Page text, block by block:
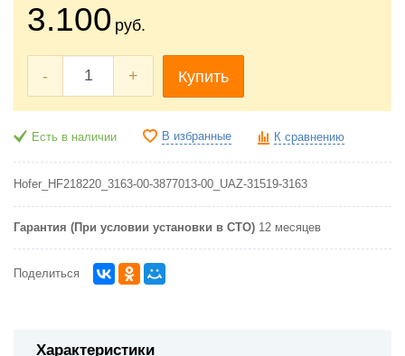
3.100 руб.
- + Купить
Есть в наличии В избранные К сравнению
Hofer_HF218220_3163-00-3877013-00_UAZ-31519-3163
Гарантия (При условии установки в СТО) 12 месяцев
Поделиться
Характеристики